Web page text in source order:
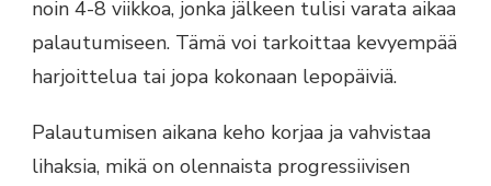
noin 4-8 viikkoa, jonka jälkeen tulisi varata aikaa
palautumiseen. Tämä voi tarkoittaa kevyempää
harjoittelua tai jopa kokonaan lepopäiviä.
Palautumisen aikana keho korjaa ja vahvistaa
lihaksia, mikä on olennaista progressiivisen